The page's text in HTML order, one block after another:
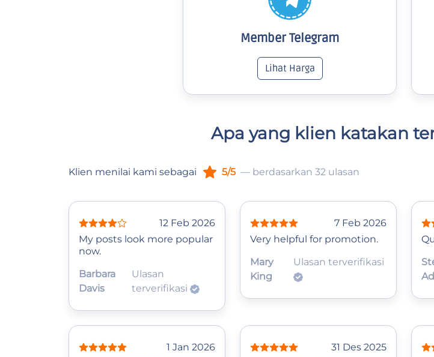
Member Telegram
Lihat Harga
Apa yang klien katakan
Klien menilai kami sebagai 5/5 — berdasarkan 32 ulasan
12 Feb 2026
My posts look more popular
now.
Barbara
Davis
Ulasan
terverifikasi
7 Feb 2026
Very helpful for promotion.
Mary
King
Ulasan terverifikasi
1 Jan 2026
31 Des 2025